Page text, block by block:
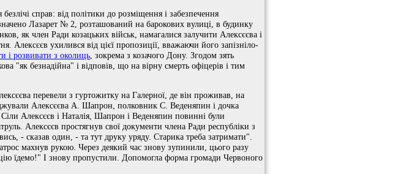
справ: від політики до розміщення і забезпечення
Лазарет № 2, розташований на барокових вулиці, в будинку
як член Ради козацьких військ, намагалися залучити Алексєєва і
ухилився від цієї пропозиції, вважаючи його запізніло-
і розвивати з околиць , зокрема з козачого Дону. Згодом зять
"як безнадійна" і відповів, що на вірну смерть офіцерів і тим
перевели з гуртожитку на Галерної, де він проживав, на
Алексєєва А. Шапрон, полковник С. Веденяпин і дочка
Алексєєв і Наталія, Шапрон і Веденяпин повинні були
Алексєєв простягнув свої документи члена Ради республіки з
- сказав один, - та тут друку уряду. Старика треба затримати".
махнув рукою. Через деякий час знову зупинили, цього разу
їдемо!" І знову пропустили. Допомогла форма громади Червоного